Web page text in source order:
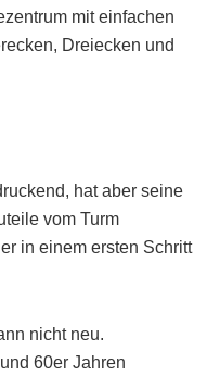
mit einfachen
Dreiecken und
hat aber seine
vom Turm
in einem ersten Schritt
nicht neu.
60er Jahren